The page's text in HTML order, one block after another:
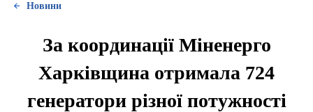
Новини
За координації Міненерго
Харківщина отримала 724
генератори різної потужності